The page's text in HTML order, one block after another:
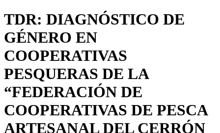
TDR: DIAGNÓSTICO DE
GÉNERO EN
COOPERATIVAS
PESQUERAS DE LA
“FEDERACIÓN DE
COOPERATIVAS DE PESCA
ARTESANAL DEL CERRÓN